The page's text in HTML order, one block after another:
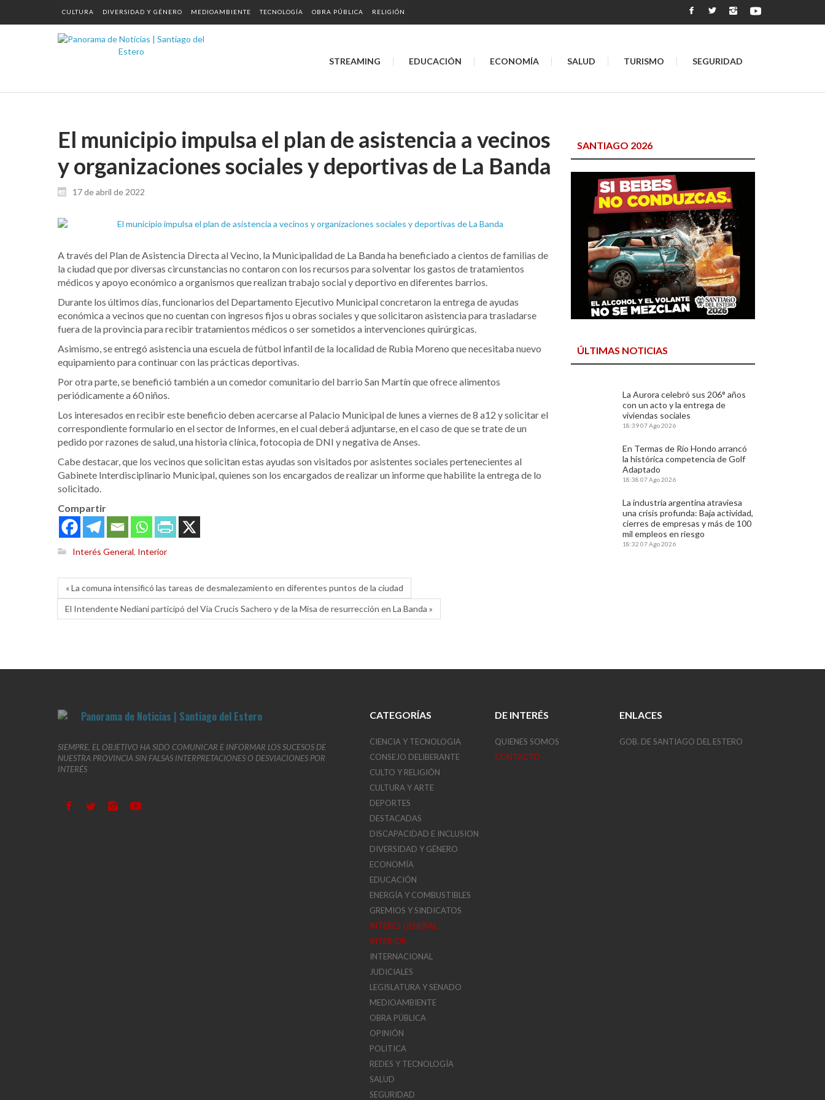
CULTURA DIVERSIDAD Y GÉNERO MEDIOAMBIENTE TECNOLOGÍA OBRA PÚBLICA RELIGIÓN
STREAMING EDUCACIÓN ECONOMÍA SALUD TURISMO SEGURIDAD
El municipio impulsa el plan de asistencia a vecinos
y organizaciones sociales y deportivas de La Banda
17 de abril de 2022
A través del Plan de Asistencia Directa al Vecino, la Municipalidad de La Banda ha beneficiado a cientos de familias de
la ciudad que por diversas circunstancias no contaron con los recursos para solventar los gastos de tratamientos
médicos y apoyo económico a organismos que realizan trabajo social y deportivo en diferentes barrios.
Durante los últimos días, funcionarios del Departamento Ejecutivo Municipal concretaron la entrega de ayudas
económica a vecinos que no cuentan con ingresos fijos u obras sociales y que solicitaron asistencia para trasladarse
fuera de la provincia para recibir tratamientos médicos o ser sometidos a intervenciones quirúrgicas.
Asimismo, se entregó asistencia una escuela de fútbol infantil de la localidad de Rubia Moreno que necesitaba nuevo
equipamiento para continuar con las prácticas deportivas.
Por otra parte, se benefició también a un comedor comunitario del barrio San Martín que ofrece alimentos
periódicamente a 60 niños.
Los interesados en recibir este beneficio deben acercarse al Palacio Municipal de lunes a viernes de 8 a12 y solicitar el
correspondiente formulario en el sector de Informes, en el cual deberá adjuntarse, en el caso de que se trate de un
pedido por razones de salud, una historia clínica, fotocopia de DNI y negativa de Anses.
Cabe destacar, que los vecinos que solicitan estas ayudas son visitados por asistentes sociales pertenecientes al
Gabinete Interdisciplinario Municipal, quienes son los encargados de realizar un informe que habilite la entrega de lo
solicitado.
Compartir
Interés General, Interior
« La comuna intensificó las tareas de desmalezamiento en diferentes puntos de la ciudad
El Intendente Nediani participó del Vía Crucis Sachero y de la Misa de resurrección en La Banda »
SANTIAGO 2026
ÚLTIMAS NOTICIAS
La Aurora celebró sus 206° años
con un acto y la entrega de
viviendas sociales
18:3907 Ago 2026
En Termas de Río Hondo arrancó
la histórica competencia de Golf
Adaptado
18:38 07 Ago 2026
La industria argentina atraviesa
una crisis profunda: Baja actividad,
cierres de empresas y más de 100
mil empleos en riesgo
18:32 07 Ago 2026
SIEMPRE, EL OBJETIVO HA SIDO COMUNICAR E INFORMAR LOS SUCESOS DE
NUESTRA PROVINCIA SIN FALSAS INTERPRETACIONES O DESVIACIONES POR
INTERÉS
CATEGORÍAS
CIENCIA Y TECNOLOGIA
CONSEJO DELIBERANTE
CULTO Y RELIGIÓN
CULTURA Y ARTE
DEPORTES
DESTACADAS
DISCAPACIDAD E INCLUSION
DIVERSIDAD Y GÉNERO
ECONOMÍA
EDUCACIÓN
ENERGÍA Y COMBUSTIBLES
GREMIOS Y SINDICATOS
INTERÉS GENERAL
INTERIOR
INTERNACIONAL
JUDICIALES
LEGISLATURA Y SENADO
MEDIOAMBIENTE
OBRA PÚBLICA
OPINIÓN
POLITICA
REDES Y TECNOLOGÍA
SALUD
SEGURIDAD
DE INTERÉS
QUIENES SOMOS
CONTACTO
ENLACES
GOB. DE SANTIAGO DEL ESTERO